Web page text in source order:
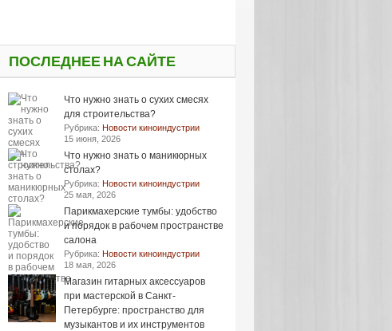
ПОСЛЕДНЕЕ НА САЙТЕ
Что нужно знать о сухих смесях
для строительства?
Рубрика: Новости киноиндустрии
15 июня, 2026
Что нужно знать о маникюрных
столах?
Рубрика: Новости киноиндустрии
25 мая, 2026
Парикмахерские тумбы: удобство
и порядок в рабочем пространстве
салона
Рубрика: Новости киноиндустрии
18 мая, 2026
Магазин гитарных аксессуаров
при мастерской в Санкт-
Петербурге: пространство для
музыкантов и их инструментов